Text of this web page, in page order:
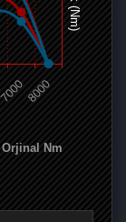
Orjinal Nm
70008000